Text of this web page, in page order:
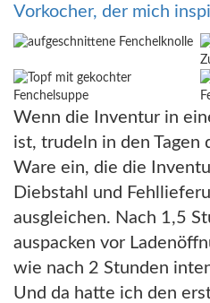
Vorkocher, der mich
Wenn die Inventur in
ist, trudeln in den Tagen
Ware ein, die die
Diebstahl und
ausgleichen. Nach 1,5
auspacken vor
wie nach 2 Stunden
Und da hatte ich den